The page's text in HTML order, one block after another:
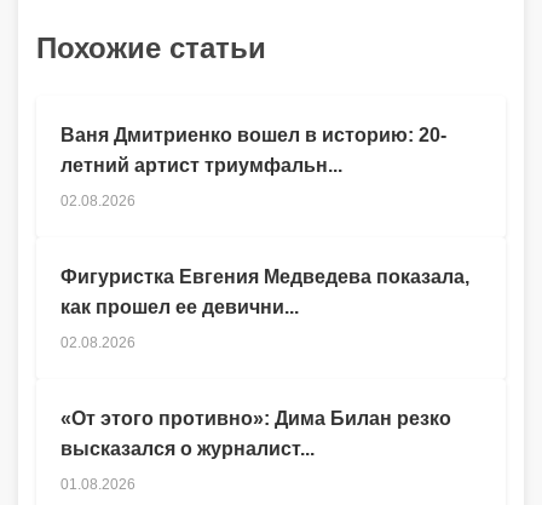
Похожие статьи
Ваня Дмитриенко вошел в историю: 20-
летний артист триумфальн...
02.08.2026
Фигуристка Евгения Медведева показала,
как прошел ее девични...
02.08.2026
«От этого противно»: Дима Билан резко
высказался о журналист...
01.08.2026